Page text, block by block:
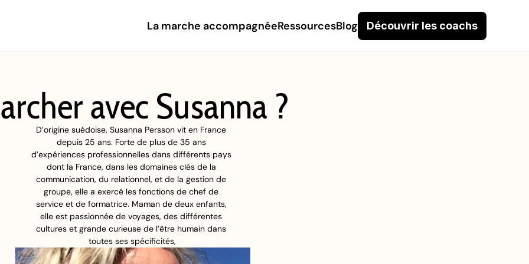
La marche accompagnéeRessourcesBlog Découvrir les coachs
avec Susanna ?
D’origine suédoise, Susanna Persson vit en France
depuis 25 ans. Forte de plus de 35 ans
d’expériences professionnelles dans différents pays
dont la France, dans les domaines clés de la
communication, du relationnel, et de la gestion de
groupe, elle a exercé les fonctions de chef de
service et de formatrice. Maman de deux enfants,
elle est passionnée de voyages, des différentes
cultures et grande curieuse de l’être humain dans
toutes ses spécificités,